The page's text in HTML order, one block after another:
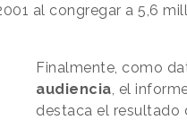
al congregar a 5,6
Finalmente, como
audiencia , el
destaca el resultado